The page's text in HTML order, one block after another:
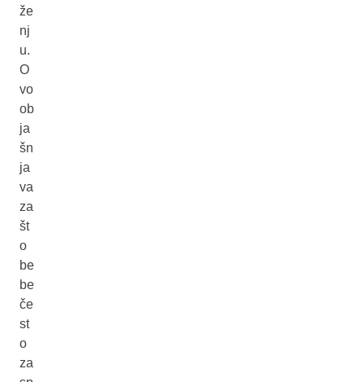
že
nj
u.
O
vo
ob
ja
šn
ja
va
za
št
o
be
be
če
st
o
za